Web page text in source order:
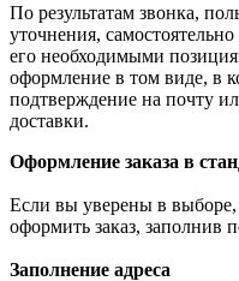
По результатам звонка,
уточнения,
его необходимыми
оформление в том виде, в
подтверждение на почту
доставки.
Оформление заказа в
Если вы уверены в выборе,
оформить заказ, заполнив
Заполнение адреса